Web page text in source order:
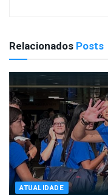
Relacionados Posts
ATUALIDADE